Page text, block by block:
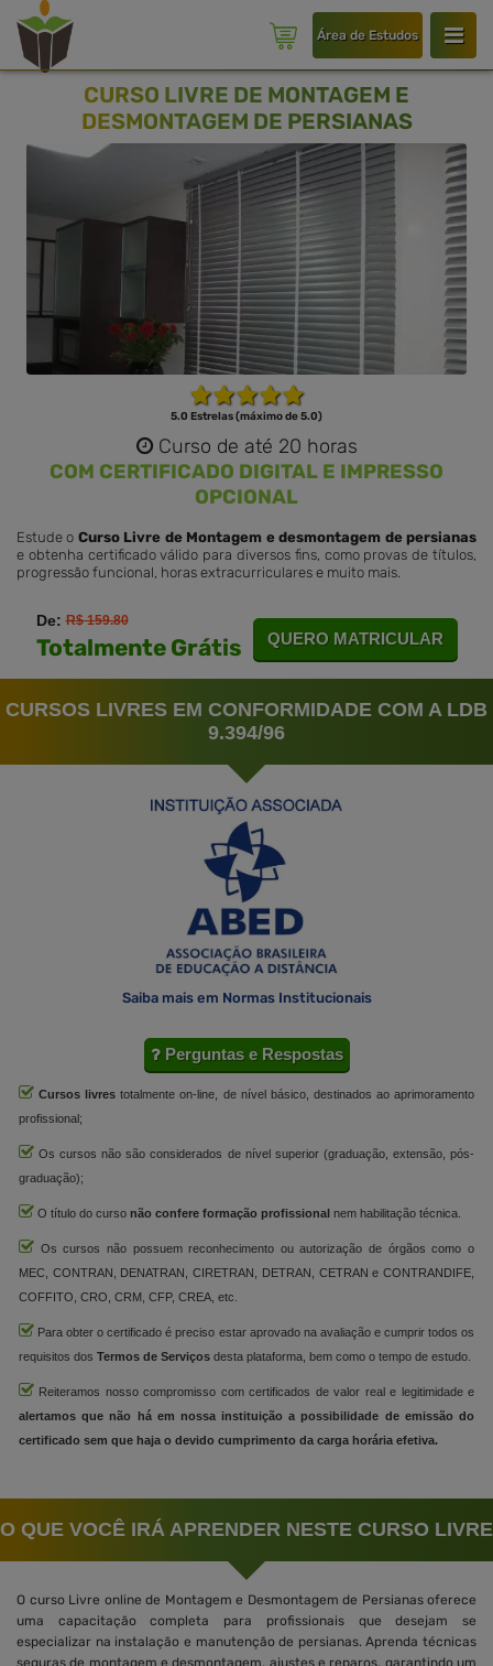
Área de Estudos
CURSO LIVRE DE MONTAGEM E
DESMONTAGEM DE PERSIANAS
5.0 Estrelas (máximo de 5.0)
Curso de até 20 horas
COM CERTIFICADO DIGITAL E IMPRESSO
OPCIONAL
Estude o Curso Livre de Montagem e desmontagem de persianas
e obtenha certificado válido para diversos fins, como provas de títulos,
progressão funcional, horas extracurriculares e muito mais.
De:R$ 159.80
Totalmente Grátis QUERO MATRICULAR
CURSOS LIVRES EM CONFORMIDADE COM A LDB
9.394/96
Saiba mais em Normas Institucionais
Perguntas e Respostas
Cursos livres totalmente on-line, de nível básico, destinados ao aprimoramento
profissional;
Os cursos não são considerados de nível superior (graduação, extensão, pós-
graduação);
O título do curso não confere formação profissional nem habilitação técnica.
Os cursos não possuem reconhecimento ou autorização de órgãos como o
MEC, CONTRAN, DENATRAN, CIRETRAN, DETRAN, CETRAN e CONTRANDIFE,
COFFITO, CRO, CRM, CFP, CREA, etc.
Para obter o certificado é preciso estar aprovado na avaliação e cumprir todos os
requisitos dos Termos de Serviços desta plataforma, bem como o tempo de estudo.
Reiteramos nosso compromisso com certificados de valor real e legitimidade e
alertamos que não há em nossa instituição a possibilidade de emissão do
certificado sem que haja o devido cumprimento da carga horária efetiva.
O QUE VOCÊ IRÁ APRENDER NESTE CURSO LIVRE
O curso Livre online de Montagem e Desmontagem de Persianas oferece
uma capacitação completa para profissionais que desejam se
especializar na instalação e manutenção de persianas. Aprenda técnicas
seguras de montagem e desmontagem, ajustes e reparos, garantindo um